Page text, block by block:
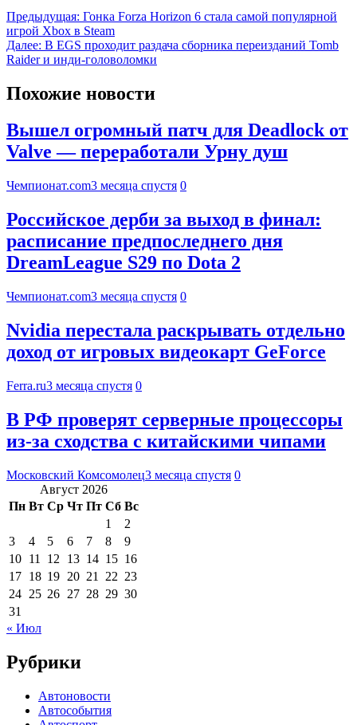
Предыдущая: Гонка Forza Horizon 6 стала самой популярной
игрой Xbox в Steam
Далее: В EGS проходит раздача сборника переизданий Tomb
Raider и инди-головоломки
Похожие новости
Вышел огромный патч для Deadlock от
Valve — переработали Урну душ
Чемпионат.com3 месяца спустя 0
Российское дерби за выход в финал:
расписание предпоследнего дня
DreamLeague S29 по Dota 2
Чемпионат.com3 месяца спустя 0
Nvidia перестала раскрывать отдельно
доход от игровых видеокарт GeForce
Ferra.ru3 месяца спустя 0
В РФ проверят серверные процессоры
из-за сходства с китайскими чипами
Московский Комсомолец3 месяца спустя 0
Август 2026
Пн Вт Ср Чт Пт Сб Вс
1
2
3
4 5 6 7 8
9
10 11 12 13 14 15 16
17 18 19 20 21 22 23
24 25 26 27 28 29 30
31
« Июл
Рубрики
Автоновости
Автособытия